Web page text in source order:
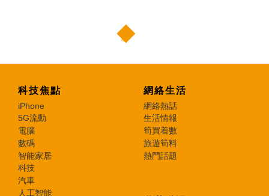
科技焦點
iPhone
5G流動
電腦
數碼
智能家居
科技
汽車
人工智能
網絡生活
網絡熱話
生活情報
筍買着數
旅遊筍料
熱門話題